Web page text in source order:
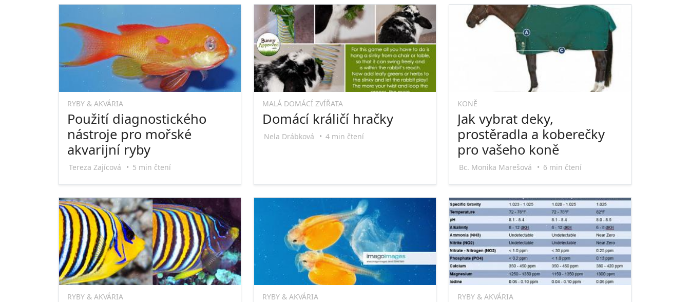
RYBY & AKVÁRIA
Použití diagnostického
nástroje pro mořské
akvarijní ryby
Tereza Zajícová • 5 min čtení
MALÁ DOMÁCÍ ZVÍŘATA
Domácí králičí hračky
Nela Drábková • 4 min čtení
KONĚ
Jak vybrat deky,
prostěradla a koberečky
pro vašeho koně
Bc. Monika Marešová • 6 min čtení
RYBY & AKVÁRIA RYBY & AKVÁRIA RYBY & AKVÁRIA